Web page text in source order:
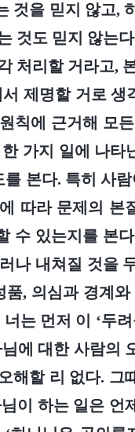
것을 믿지 않고,
것도 믿지 않는
처리할 거라고,
제명할 거로
칙에 근거해 모
가지 일에 나
본다. 특히 사
따라 문제의 본
수 있는지를 본
나 내쳐질 것을
, 의심과 경계
는 먼저 이 ‘두
에 대한 사람의
해할 리 없다. 그
이 하는 일은 언